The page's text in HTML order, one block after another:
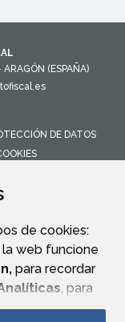
de cookies:
web funcione
para recordar
, para
y sus servicios.
ARAGÓN (ESPAÑA)
DE DATOS